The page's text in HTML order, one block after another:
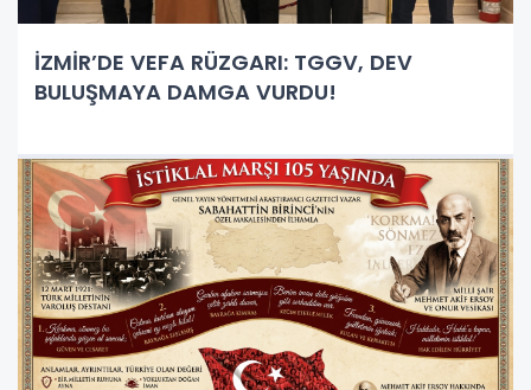
İZMİR’DE VEFA RÜZGARI: TGGV, DEV
BULUŞMAYA DAMGA VURDU!